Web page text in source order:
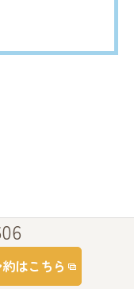
はこちら